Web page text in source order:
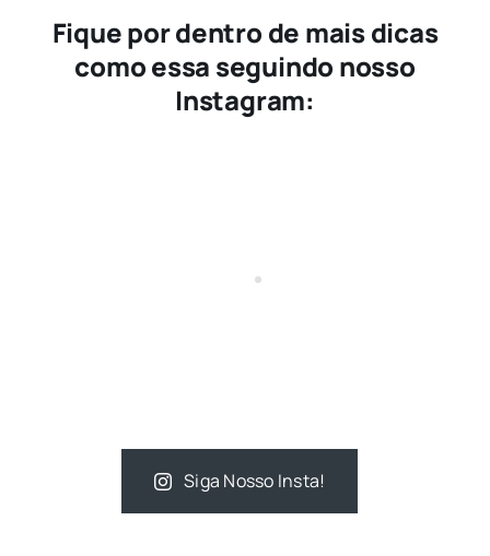
Fique por dentro de mais dicas
como essa seguindo nosso
Instagram:
Siga Nosso Insta!